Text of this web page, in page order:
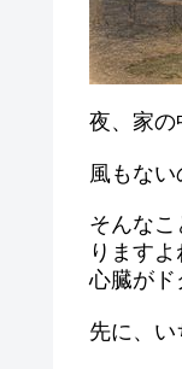
夜、家の
風もない
そんな
ります
心臓がド
先に、い